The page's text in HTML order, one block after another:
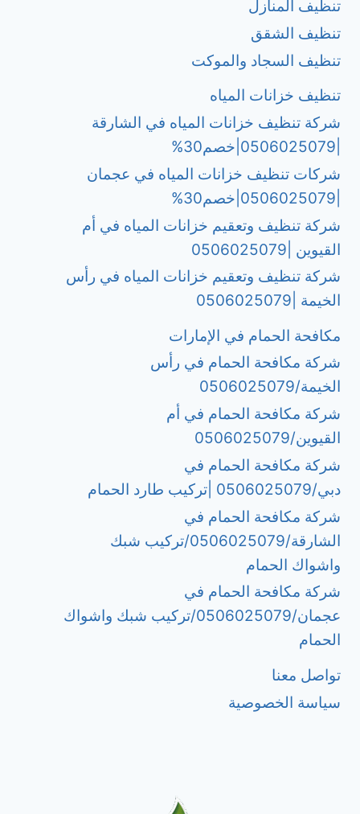
تنظيف المنازل
تنظيف الشقق
تنظيف السجاد والموكت
تنظيف خزانات المياه
شركة تنظيف خزانات المياه في الشارقة
شركات تنظيف خزانات المياه في عجمان
شركة تنظيف وتعقيم خزانات المياه في أم
القيوين |0506025079
شركة تنظيف وتعقيم خزانات المياه في رأس
الخيمة |0506025079
مكافحة الحمام في الإمارات
شركة مكافحة الحمام في رأس
الخيمة/0506025079
شركة مكافحة الحمام في أم
القيوين/0506025079
شركة مكافحة الحمام في
دبي/0506025079 |تركيب طارد الحمام
شركة مكافحة الحمام في
الشارقة/0506025079/تركيب شبك
واشواك الحمام
شركة مكافحة الحمام في
عجمان/0506025079/تركيب شبك واشواك
الحمام
تواصل معنا
سياسة الخصوصية